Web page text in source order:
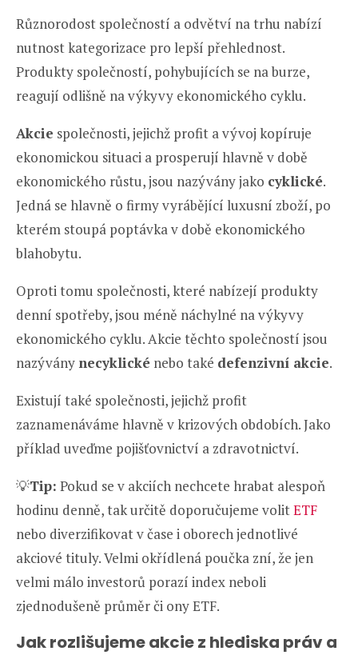
Různorodost společností a odvětví na trhu nabízí
nutnost kategorizace pro lepší přehlednost.
Produkty společností, pohybujících se na burze,
reagují odlišně na výkyvy ekonomického cyklu.
Akcie společnosti, jejichž profit a vývoj kopíruje
ekonomickou situaci a prosperují hlavně v době
ekonomického růstu, jsou nazývány jako cyklické.
Jedná se hlavně o firmy vyrábějící luxusní zboží, po
kterém stoupá poptávka v době ekonomického
blahobytu.
Oproti tomu společnosti, které nabízejí produkty
denní spotřeby, jsou méně náchylné na výkyvy
ekonomického cyklu. Akcie těchto společností jsou
nazývány necyklické nebo také defenzivní akcie.
Existují také společnosti, jejichž profit
zaznamenáváme hlavně v krizových obdobích. Jako
příklad uveďme pojišťovnictví a zdravotnictví.
💡Tip: Pokud se v akciích nechcete hrabat alespoň
hodinu denně, tak určitě doporučujeme volitETF
nebo diverzifikovat v čase i oborech jednotlivé
akciové tituly. Velmi okřídlená poučka zní, že jen
velmi málo investorů porazí index neboli
zjednodušeně průměr či ony ETF.
Jak rozlišujeme akcie z hlediska práv a